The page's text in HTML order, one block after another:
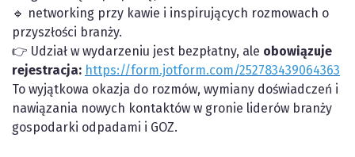
🔹 networking przy kawie i inspirujących rozmowach o
przyszłości branży.
👉 Udział w wydarzeniu jest bezpłatny, ale obowiązuje
rejestracja: https://form.jotform.com/252783439064363
To wyjątkowa okazja do rozmów, wymiany doświadczeń i
nawiązania nowych kontaktów w gronie liderów branży
gospodarki odpadami i GOZ.